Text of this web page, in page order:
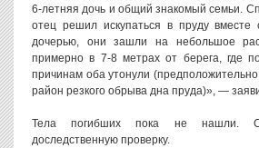
6-летняя дочь и общий знакомый семьи.
отец решил искупаться в пруду вместе
дочерью, они зашли на небольшое
примерно в 7-8 метрах от берега, где
причинам оба утонули
район резкого обрыва дна пруда)», —
Тела погибших пока не нашли.
доследственную проверку.